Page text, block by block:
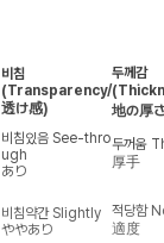
비침
(Transparency/
透け感)
두께감
地の厚
비침있음 See-thro
ugh
あり
두꺼움
厚手
비침약간 Slightly
ややあり
적당함
適度